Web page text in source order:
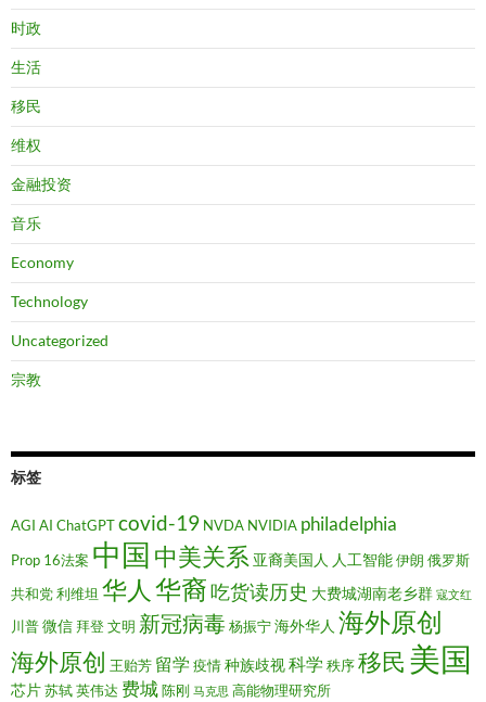
时政
生活
移民
维权
金融投资
音乐
Economy
Technology
Uncategorized
宗教
标签
AGI AI ChatGPTcovid-19 NVDA NVIDIA philadelphia
Prop 16法案 中国 中美关系 亚裔美国人 人工智能伊朗 俄罗斯
共和党利维坦 华人 华裔吃货读历史 大费城湖南老乡群 寇文红
川普微信 拜登文明 新冠病毒杨振宁海外华人 海外原创
海外原创 王贻芳 留学 疫情种族歧视科学 秩序移民 美国
芯片苏轼英伟达 费城陈刚 马克思 高能物理研究所